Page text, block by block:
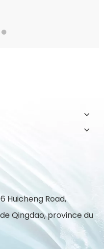
Huicheng Road,
Qingdao, province du